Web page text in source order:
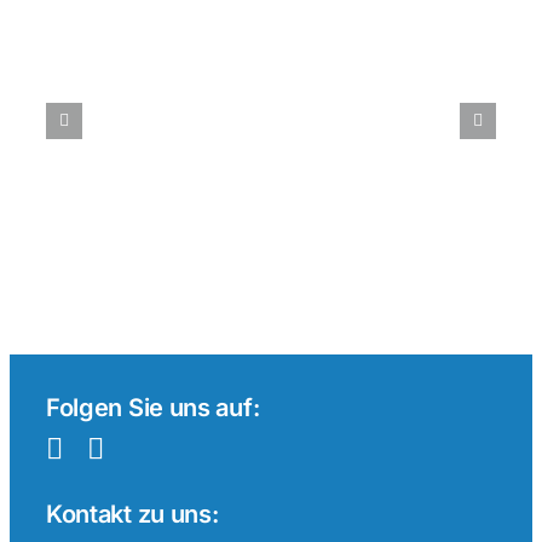
Folgen Sie uns auf:
Kontakt zu uns: